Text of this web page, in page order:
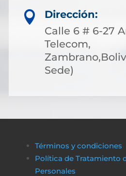

Dirección:
Calle 6 # 6-27
Telecom,
Sede)
Términos y condiciones
Política de Tratamiento
Personales